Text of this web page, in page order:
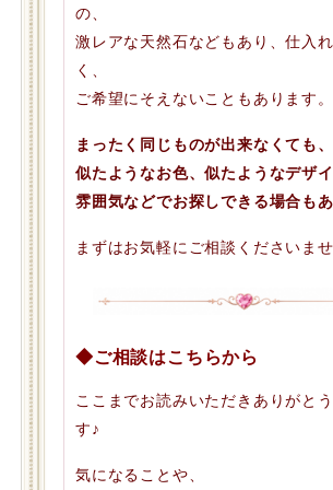
の、
激レアな天然石などもあり、仕入
く、
ご希望にそえないこともあります。
まったく同じものが出来なくても、
似たようなお色、似たようなデザ
雰囲気などでお探しできる場合もあ
まずはお気軽にご相談くださいま
◆ご相談はこちらから
ここまでお読みいただきありがと
す♪
気になることや、